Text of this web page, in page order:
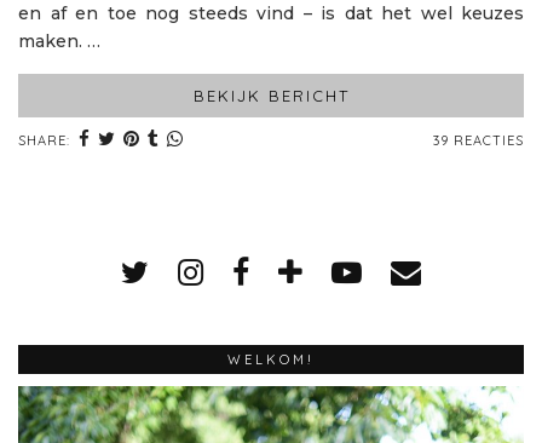
en af en toe nog steeds vind – is dat het wel keuzes
maken. …
BEKIJK BERICHT
SHARE: 39 REACTIES
WELKOM!